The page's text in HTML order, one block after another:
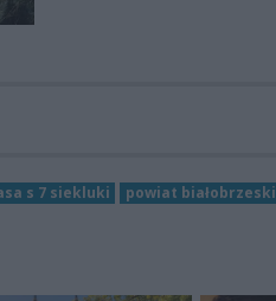
s 7 siekluki powiat białobrzeski